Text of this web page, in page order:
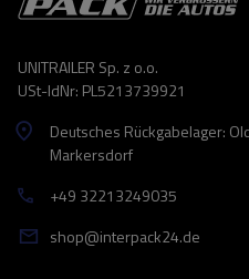
UNITRAILER Sp. z o.o.
USt-IdNr: PL5213739921
Deutsches Rückgabelager:
Markersdorf
+49 32213249035
shop@interpack24.de